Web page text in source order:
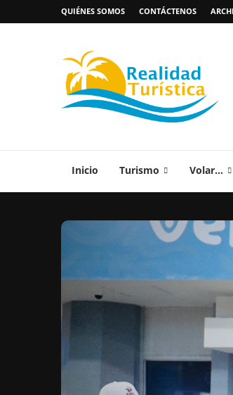
QUIÉNES SOMOS CONTÁCTENOS
Inicio Turismo Volar…